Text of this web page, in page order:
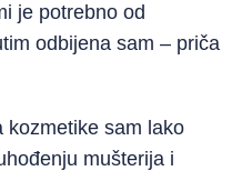
je potrebno od
odbijena sam – priča
kozmetike sam lako
mušterija i